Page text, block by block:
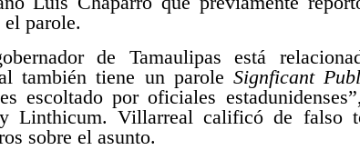
parole.
de Tamaulipas está
también tiene un paroleSignficant
escoltado por oficiales
Linthicum. Villarreal calificó de falso
sobre el asunto.